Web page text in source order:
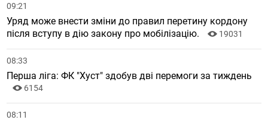
09:21
Уряд може внести зміни до правил перетину кордону
після вступу в дію закону про мобілізацію.
19031
08:33
Перша ліга: ФК "Хуст" здобув дві перемоги за тиждень
6154
08:11